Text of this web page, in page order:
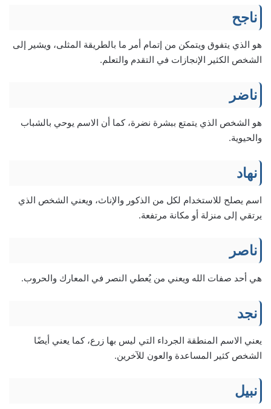
ناجح
هو الذي يتفوق ويتمكن من إتمام أمر ما بالطريقة المثلى، ويشير إلى
الشخص الكثير الإنجازات في التقدم والتعلم.
ناضر
هو الشخص الذي يتمتع ببشرة نضرة، كما أن الاسم يوحي بالشباب
والحيوية.
نهاد
اسم يصلح للاستخدام لكل من الذكور والإناث، ويعني الشخص الذي
يرتقي إلى منزلة أو مكانة مرتفعة.
ناصر
هي أحد صفات الله ويعني من يُعطي النصر في المعارك والحروب.
نجد
يعني الاسم المنطقة الجرداء التي ليس بها زرع، كما يعني أيضًا
الشخص كثير المساعدة والعون للآخرين.
نبيل